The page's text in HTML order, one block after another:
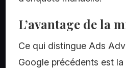
L’avantage de la
Ce qui distingue Ads
Google précédents est